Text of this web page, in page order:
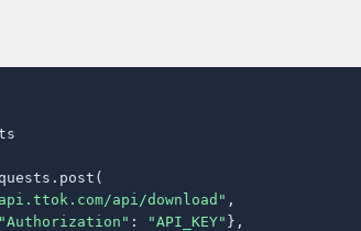
api/download" ,
"Authorization" : "API_KEY" },